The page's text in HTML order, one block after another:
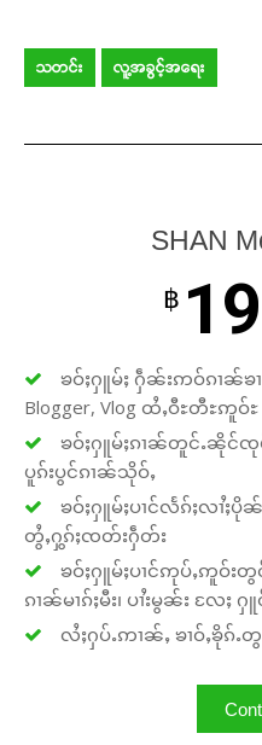
သတင်း လူ့အခွင့်အရေး
SHAN
฿ 19
ၶဝ်ႈႁူမ်ႈ ႁဵၼ်းဢဝ်ၵၢၼ်ၶၢ
Blogger, Vlog ထႆႇဝီႊတီႊဢူ
ၶဝ်ႈႁူမ်ႈၵၢၼ်တူင်ႉၼိုင်ၸုမ်
ပူၵ်းပွင်ၵၢၼ်သိုဝ်ႇ
ၶဝ်ႈႁူမ်ႈပၢင်လႅၵ်ႈလၢႆႈပို
တွႆႇႁွၵ်ႈၸတ်းႁဵတ်း
ၶဝ်ႈႁူမ်ႈပၢင်ဢုပ်ႇဢူဝ်းတွင်
ၵၢၼ်မၢၵ်ႈမီး၊ ပၢႆးမွၼ်း လႄႈ
လႆႈႁပ်ႉဢၢၼ်ႇ ၶၢဝ်ႇၶိုၵ်